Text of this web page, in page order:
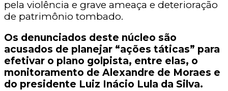
pela violência e grave ameaça e deterioração
de patrimônio tombado.
Os denunciados deste núcleo são
acusados de planejar “ações táticas” para
efetivar o plano golpista, entre elas, o
monitoramento de Alexandre de Moraes e
do presidente Luiz Inácio Lula da Silva.